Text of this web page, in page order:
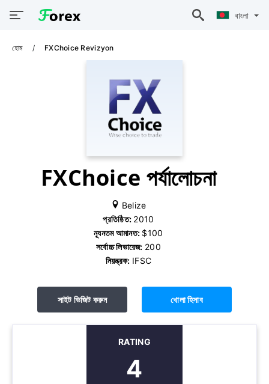
বাংলা
হোম FXChoice Revizyon
FXChoice পর্যালোচনা
Belize
প্রতিষ্ঠিত: 2010
ন্যূনতম আমানত: $100
সর্বোচ্চ লিভারেজ: 200
নিয়ন্ত্রক: IFSC
সাইট ভিজিট করুন খোলা হিসাব
RATING
4